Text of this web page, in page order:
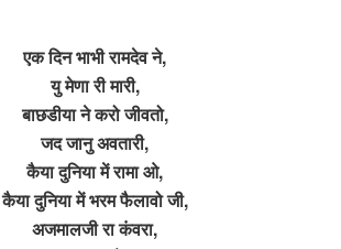
एक दिन भाभी रामदेव ने,
यु मेणा री मारी,
बाछडीया ने करो जीवतो,
जद जानु अवतारी,
कैया दुनिया में रामा ओ,
कैया दुनिया में भरम फैलावो जी,
अजमालजी रा कंवरा,